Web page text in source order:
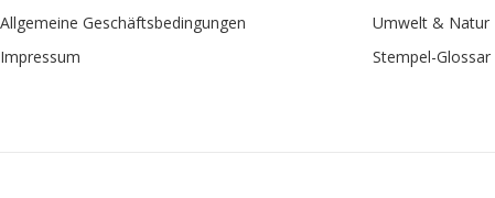
Allgemeine Geschäftsbedingungen
Impressum
Umwelt & Natur
Stempel-Glossar